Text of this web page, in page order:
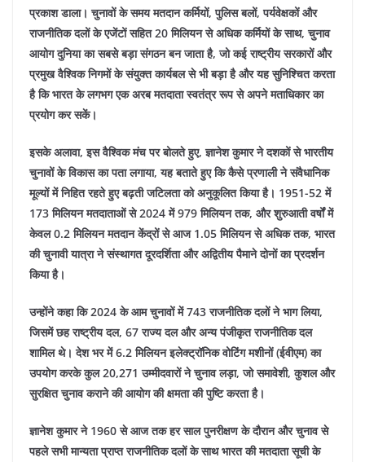
प्रकाश डाला। चुनावों के समय मतदान कर्मियों, पुलिस बलों, पर्यवेक्षकों और
राजनीतिक दलों के एजेंटों सहित 20 मिलियन से अधिक कर्मियों के साथ, चुनाव
आयोग दुनिया का सबसे बड़ा संगठन बन जाता है, जो कई राष्ट्रीय सरकारों और
प्रमुख वैश्विक निगमों के संयुक्त कार्यबल से भी बड़ा है और यह सुनिश्चित करता
है कि भारत के लगभग एक अरब मतदाता स्वतंत्र रूप से अपने मताधिकार का
प्रयोग कर सकें।
इसके अलावा, इस वैश्विक मंच पर बोलते हुए, ज्ञानेश कुमार ने दशकों से भारतीय
चुनावों के विकास का पता लगाया, यह बताते हुए कि कैसे प्रणाली ने संवैधानिक
मूल्यों में निहित रहते हुए बढ़ती जटिलता को अनुकूलित किया है। 1951-52 में
173 मिलियन मतदाताओं से 2024 में 979 मिलियन तक, और शुरुआती वर्षों में
केवल 0.2 मिलियन मतदान केंद्रों से आज 1.05 मिलियन से अधिक तक, भारत
की चुनावी यात्रा ने संस्थागत दूरदर्शिता और अद्वितीय पैमाने दोनों का प्रदर्शन
किया है।
उन्होंने कहा कि 2024 के आम चुनावों में 743 राजनीतिक दलों ने भाग लिया,
जिसमें छह राष्ट्रीय दल, 67 राज्य दल और अन्य पंजीकृत राजनीतिक दल
शामिल थे। देश भर में 6.2 मिलियन इलेक्ट्रॉनिक वोटिंग मशीनों (ईवीएम) का
उपयोग करके कुल 20,271 उम्मीदवारों ने चुनाव लड़ा, जो समावेशी, कुशल और
सुरक्षित चुनाव कराने की आयोग की क्षमता की पुष्टि करता है।
ज्ञानेश कुमार ने 1960 से आज तक हर साल पुनरीक्षण के दौरान और चुनाव से
पहले सभी मान्यता प्राप्त राजनीतिक दलों के साथ भारत की मतदाता सूची के